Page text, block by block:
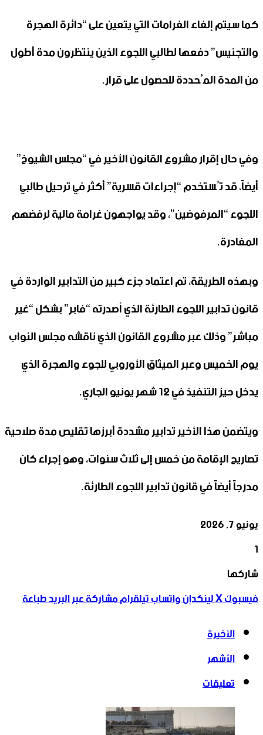
كما سيتم إلغاء الغرامات التي يتعين على “دائرة الهجرة
والتجنيس” دفعها لطالبي اللجوء الذين ينتظرون مدة أطول
من المدة المُحددة للحصول على قرار.
وفي حال إقرار مشروع القانون الأخير في “مجلس الشيوخ”
أيضاً، قد تُستخدم “إجراءات قسرية” أكثر في ترحيل طالبي
اللجوء “المرفوضين”، وقد يواجهون غرامة مالية لرفضهم
المغادرة.
وبهذه الطريقة، تم اعتماد جزء كبير من التدابير الواردة في
قانون تدابير اللجوء الطارئة الذي أصدرته “فابر” بشكل “غير
مباشر” وذلك عبر مشروع القانون الذي ناقشه مجلس النواب
يوم الخميس وعبر الميثاق الأوروبي للجوء والهجرة الذي
يدخل حيز التنفيذ في 12 شهر يونيو الجاري.
ويتضمن هذا الأخير تدابير مشددة أبرزها تقليص مدة صلاحية
تصاريح الإقامة من خمس إلى ثلاث سنوات، وهو إجراء كان
مدرجاً أيضاً في قانون تدابير اللجوء الطارئة.
يونيو 7, 2026
1
فيسبوك
‫X
لينكدإن
واتساب
تيلقرام
شاركها
فيسبوك‫Xلينكدإنواتسابتيلقراممشاركة عبر البريدطباعة
الأخيرة
الأشهر
تعليقات